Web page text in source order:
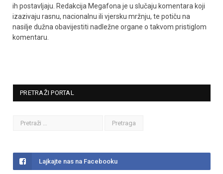
ih postavljaju. Redakcija Megafona je u slučaju komentara koji
izazivaju rasnu, nacionalnu ili vjersku mržnju, te potiču na
nasilje dužna obavijestiti nadležne organe o takvom pristiglom
komentaru.
PRETRAŽI PORTAL
Lajkajte nas na Facebooku